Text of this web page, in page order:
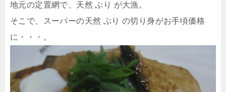
地元の定置網で、天然 ぶり が大漁。
そこで、スーパーの天然 ぶり の切り身がお手頃価格
に・・・。